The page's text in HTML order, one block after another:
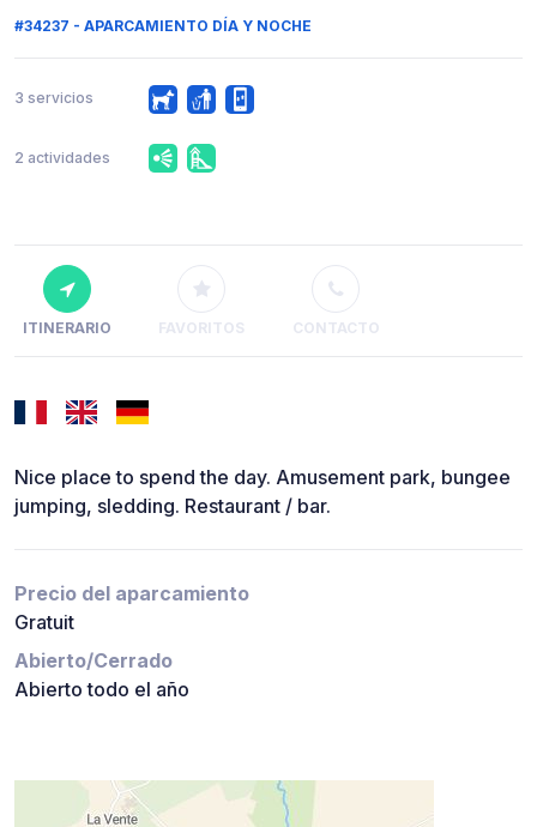
#34237 - APARCAMIENTO DÍA Y NOCHE
3 servicios
2 actividades
ITINERARIO FAVORITOS CONTACTO
Nice place to spend the day. Amusement park, bungee
jumping, sledding. Restaurant / bar.
Precio del aparcamiento
Gratuit
Abierto/Cerrado
Abierto todo el año